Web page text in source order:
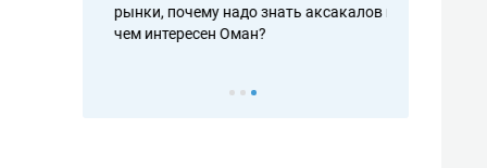
рынки, почему надо знать аксакалов и
чем интересен Оман?